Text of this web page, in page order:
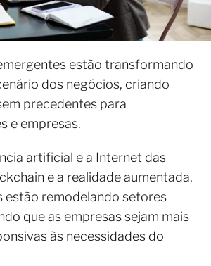
estão transformando
dos negócios, criando
precedentes para
e empresas.
artificial e a Internet das
e a realidade aumentada,
estão remodelando setores
que as empresas sejam mais
às necessidades do